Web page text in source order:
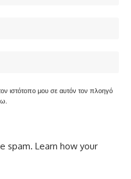
ιστότοπο μου σε αυτόν τον πλοηγό
spam. Learn how your